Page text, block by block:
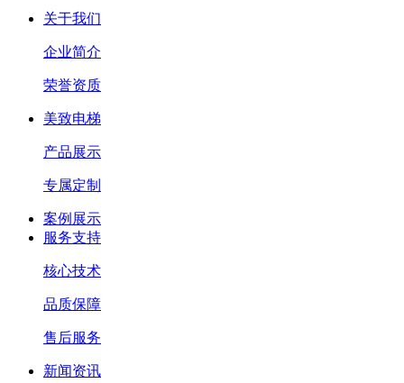
关于我们
企业简介
荣誉资质
美致电梯
产品展示
专属定制
案例展示
服务支持
核心技术
品质保障
售后服务
新闻资讯